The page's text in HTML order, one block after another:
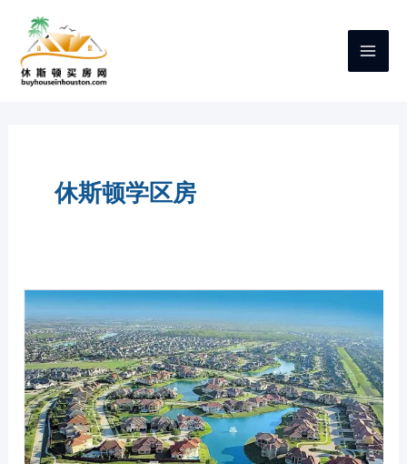
休斯顿学区房
休
斯
SUGAR
LAND
糖
城
买
房：
如
何
选
择
学
区
房